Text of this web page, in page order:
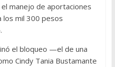
manejo de aportaciones
los mil 300 pesos
el bloqueo —el de una
Cindy Tania Bustamante